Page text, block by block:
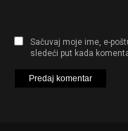
Sačuvaj moje ime, e-
sledeći put kada